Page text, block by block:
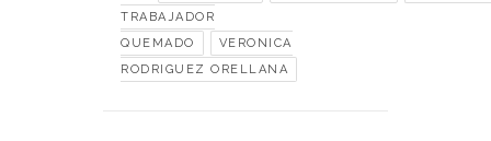
TRABAJADOR
QUEMADO
VERONICA
RODRIGUEZ ORELLANA